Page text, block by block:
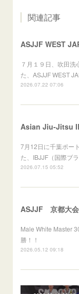
関連記事
７月１９日、吹田洗
た、ASJJF WEST
2026.07.22 07:06
7月12日に千葉ポー
た、IBJJF（国際ブ
2026.07.15 05:52
ASJJF 京都大会
Male White Master
勝！！
2026.05.12 09:18